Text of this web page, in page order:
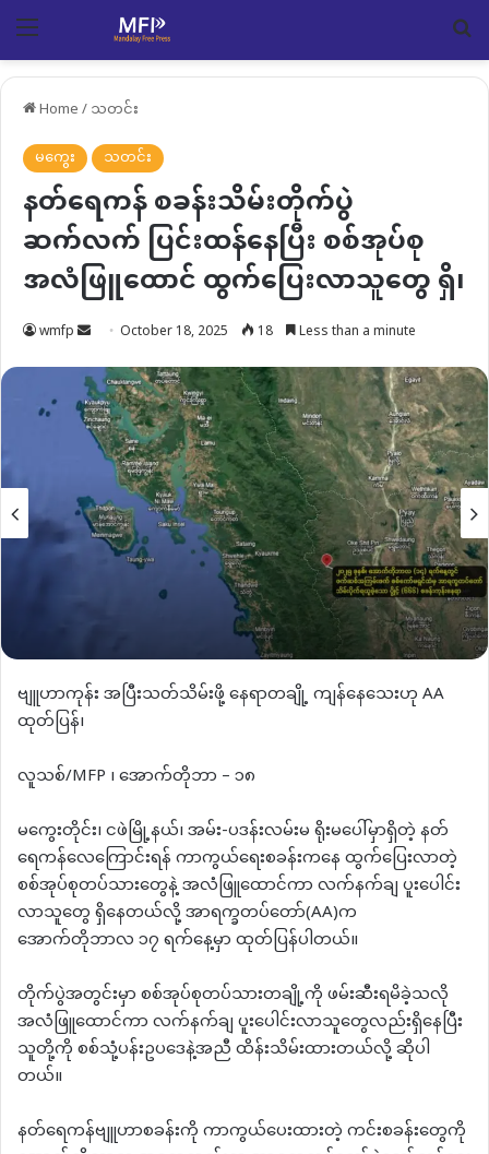
Menu
Home/သတင်း
မကွေး
သတင်း
နတ်ရေကန် စခန်းသိမ်းတိုက်ပွဲ
ဆက်လက် ပြင်းထန်နေပြီး စစ်အုပ်စု
အလံဖြူထောင် ထွက်ပြေးလာသူတွေ ရှိ၊
wmfp Send
email
October 18, 2025 18 Less than a minute
ဗျူဟာကုန်း အပြီးသတ်သိမ်းဖို့ နေရာတချို့ ကျန်နေသေးဟု AA
ထုတ်ပြန်၊
လူသစ်/MFP ၊ အောက်တိုဘာ – ၁၈
မကွေးတိုင်း၊ ငဖဲမြို့နယ်၊ အမ်း-ပဒန်းလမ်းမ ရိုးမပေါ်မှာရှိတဲ့ နတ်
ရေကန်လေကြောင်းရန် ကာကွယ်ရေးစခန်းကနေ ထွက်ပြေးလာတဲ့
စစ်အုပ်စုတပ်သားတွေနဲ့ အလံဖြူထောင်ကာ လက်နက်ချ ပူးပေါင်း
လာသူတွေ ရှိနေတယ်လို့ အာရက္ခတပ်တော်(AA)က
အောက်တိုဘာလ ၁၇ ရက်နေ့မှာ ထုတ်ပြန်ပါတယ်။
တိုက်ပွဲအတွင်းမှာ စစ်အုပ်စုတပ်သားတချို့ကို ဖမ်းဆီးရမိခဲ့သလို
အလံဖြူထောင်ကာ လက်နက်ချ ပူးပေါင်းလာသူတွေလည်းရှိနေပြီး
သူတို့ကို စစ်သုံ့ပန်းဥပဒေနဲ့အညီ ထိန်းသိမ်းထားတယ်လို့ ဆိုပါ
တယ်။
နတ်ရေကန်ဗျူဟာစခန်းကို ကာကွယ်ပေးထားတဲ့ ကင်းစခန်းတွေကို